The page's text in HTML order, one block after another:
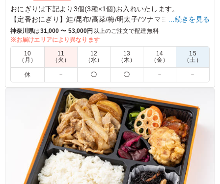
おにぎりは下記より3個(3種×1個)お入れいたします。
【定番おにぎり】鮭/昆布/高菜/梅/明太子/ツナマヨ/おかか/そぼ
ろ/わかめ/カリカリ梅/照焼チキン/鮭マヨ/海苔佃煮/梅かつお/マ
ヨコーン/塩昆布/ごぼうの甘辛揚げ/菜飯ご飯/梅わかめ混ぜご
飯/マヨ高菜/たらこ/鶏五目/きのこ
※おにぎりのご指定は連絡事項にご記載ください。
※備品は箱の中に入れた状態でお届けします。
※唐揚げ(1個)はつくね串に変更可能です。連絡事項にご記載く
※複数の組み合わせをご希望の場合は、各組み合わせ毎に5食
以上のご注文をお願い致します。
TBSテレビ
おにぎりは時間が経ってもお米が固くならず、すぐに食べ
れない人でも美味しく食べることができ、大変うれしかっ
たです！一つ一つ個包装になっているので一つは後で食べ
…続きを見る
神奈川県は31,000 〜 53,000円 以上のご注文で配達無料
※お届けエリアにより異なります
10
（月）
11
（火）
12
（水）
13
（木）
14
（金）
15
（土）
休 － ◯ ◯ － －